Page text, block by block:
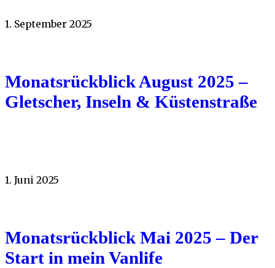
1. September 2025
Monatsrückblick August 2025 –
Gletscher, Inseln & Küstenstraße
1. Juni 2025
Monatsrückblick Mai 2025 – Der
Start in mein Vanlife